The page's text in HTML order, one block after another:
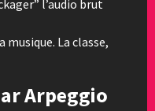
l’audio brut
La classe,
Arpeggio